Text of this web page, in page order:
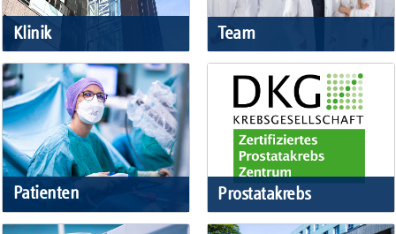
Klinik Team
Patienten Prostatakrebs